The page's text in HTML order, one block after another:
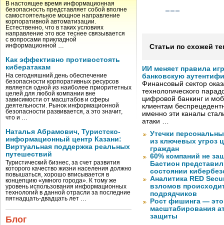
В настоящее время информационная
безопасность представляет собой вполне
самостоятельное мощное направление
корпоративной автоматизации.
Естественно, что в таких условиях
направление это все теснее связывается
с вопросами прикладной
информационной …
Как эффективно противостоять
кибератакам
На сегодняшний день обеспечение
безопасности корпоративных ресурсов
является одной из наиболее приоритетных
целей для любой компании вне
зависимости от масштабов и сферы
деятельности. Рынок информационной
безопасности развивается, а это значит,
что и …
Наталья Абрамович, Туристско-
информационный центр Казани:
Виртуальная поддержка реальных
путешествий
Туристический бизнес, за счет развития
которого качество жизни населения должно
повышаться, хорошо вписывается в
концепцию «умного города». К тому же
уровень использования информационных
технологий в данной отрасли за последние
пятнадцать-двадцать лет …
Блог
Статьи по схожей
ИИ меняет правила
банковскую
Финансовый сектор
технологического
цифровой банкинг и
клиентам
именно эти каналы
атаки …
Утечки
из ключевых угроз
граждан
60% компаний не
Бастион
состоянии
Аналитика RED
взломов
подрядчиков
Рост фишинга —
масштабирования
защиты